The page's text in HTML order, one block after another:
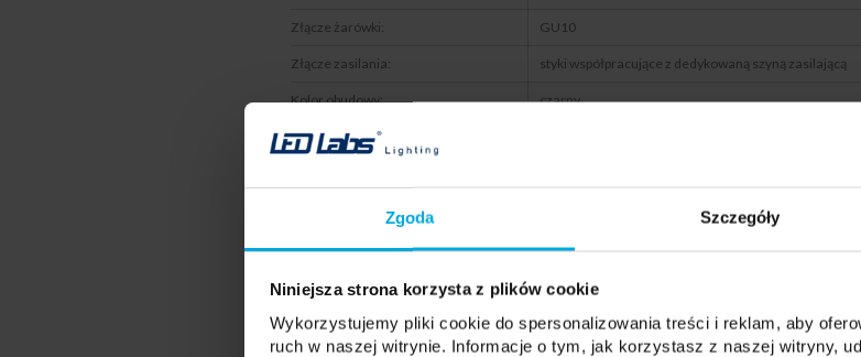
Zgoda Szczegóły
Niniejsza strona korzysta z plików cookie
Wykorzystujemy pliki cookie do spersonalizowania treści i reklam, aby
ruch w naszej witrynie. Informacje o tym, jak korzystasz z naszej witryny,
Złącze żarówki: GU10
Złącze zasilania: styki współpracujące z dedykowaną szyną zasilającą
Kolor obudowy: czarny
Kształt obudowy:
Stopień ochrony: IP20, należy chronić przed wilgocią
Deklaracje bezpieczeństwa: CE, RoHS
Gwarancja: